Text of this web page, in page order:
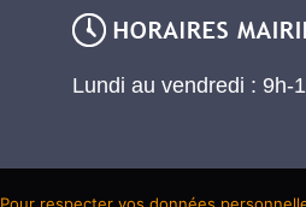
Lundi au vendredi : 9h-